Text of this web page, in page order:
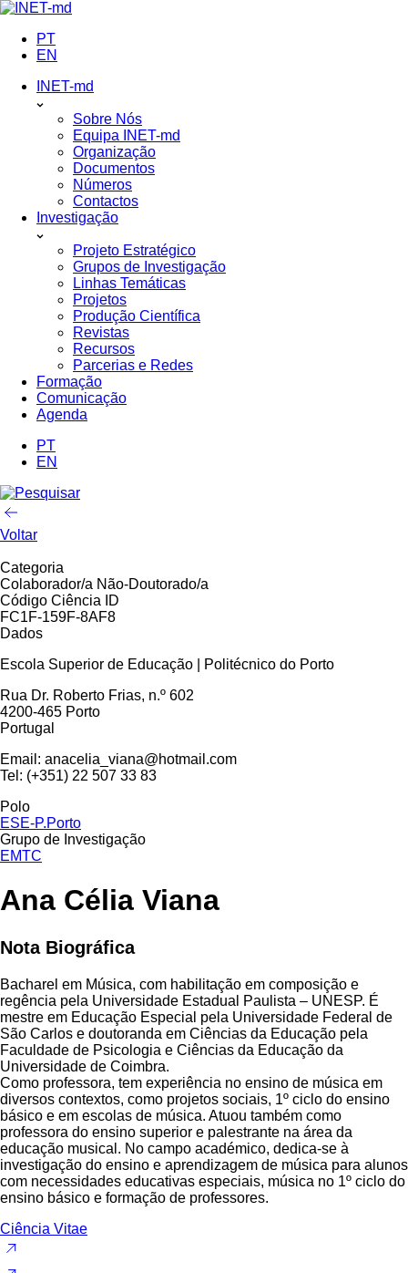
Skip
contentPT
EN
INET-md
Sobre Nós
Equipa INET-md
Organização
Documentos
Números
Contactos
Investigação
Projeto Estratégico
Grupos de Investigação
Linhas Temáticas
Projetos
Produção Científica
Revistas
Recursos
Parcerias e Redes
Formação
Comunicação
Agenda
PT
EN
Voltar
Categoria
Colaborador/a Não-Doutorado/a
Código Ciência ID
FC1F-159F-8AF8
Dados
Escola Superior de Educação | Politécnico do Porto
Rua Dr. Roberto Frias, n.º 602
4200-465 Porto
Portugal
Email: anacelia_viana@hotmail.com
Tel: (+351) 22 507 33 83
Polo
ESE-P.Porto
Grupo de Investigação
EMTC
Ana Célia Viana
Nota Biográfica
Bacharel em Música, com habilitação em composição e
regência pela Universidade Estadual Paulista – UNESP. É
mestre em Educação Especial pela Universidade Federal de
São Carlos e doutoranda em Ciências da Educação pela
Faculdade de Psicologia e Ciências da Educação da
Universidade de Coimbra.
Como professora, tem experiência no ensino de música em
diversos contextos, como projetos sociais, 1º ciclo do ensino
básico e em escolas de música. Atuou também como
professora do ensino superior e palestrante na área da
educação musical. No campo académico, dedica-se à
investigação do ensino e aprendizagem de música para alunos
com necessidades educativas especiais, música no 1º ciclo do
ensino básico e formação de professores.
Ciência Vitae